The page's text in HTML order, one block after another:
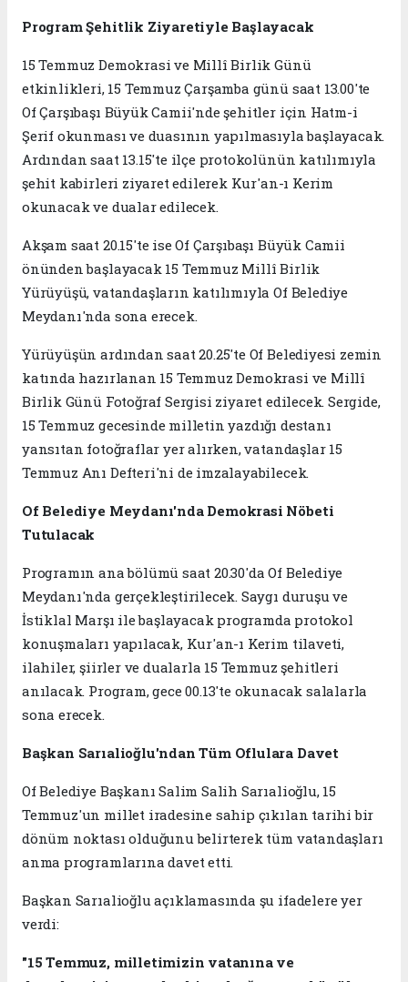
Program Şehitlik Ziyaretiyle Başlayacak
15 Temmuz Demokrasi ve Millî Birlik Günü
etkinlikleri, 15 Temmuz Çarşamba günü saat 13.00'te
Of Çarşıbaşı Büyük Camii'nde şehitler için Hatm-i
Şerif okunması ve duasının yapılmasıyla başlayacak.
Ardından saat 13.15'te ilçe protokolünün katılımıyla
şehit kabirleri ziyaret edilerek Kur'an-ı Kerim
okunacak ve dualar edilecek.
Akşam saat 20.15'te ise Of Çarşıbaşı Büyük Camii
önünden başlayacak 15 Temmuz Millî Birlik
Yürüyüşü, vatandaşların katılımıyla Of Belediye
Meydanı'nda sona erecek.
Yürüyüşün ardından saat 20.25'te Of Belediyesi zemin
katında hazırlanan 15 Temmuz Demokrasi ve Millî
Birlik Günü Fotoğraf Sergisi ziyaret edilecek. Sergide,
15 Temmuz gecesinde milletin yazdığı destanı
yansıtan fotoğraflar yer alırken, vatandaşlar 15
Temmuz Anı Defteri'ni de imzalayabilecek.
Of Belediye Meydanı'nda Demokrasi Nöbeti
Tutulacak
Programın ana bölümü saat 20.30'da Of Belediye
Meydanı'nda gerçekleştirilecek. Saygı duruşu ve
İstiklal Marşı ile başlayacak programda protokol
konuşmaları yapılacak, Kur'an-ı Kerim tilaveti,
ilahiler, şiirler ve dualarla 15 Temmuz şehitleri
anılacak. Program, gece 00.13'te okunacak salalarla
sona erecek.
Başkan Sarıalioğlu'ndan Tüm Oflulara Davet
Of Belediye Başkanı Salim Salih Sarıalioğlu, 15
Temmuz'un millet iradesine sahip çıkılan tarihi bir
dönüm noktası olduğunu belirterek tüm vatandaşları
anma programlarına davet etti.
Başkan Sarıalioğlu açıklamasında şu ifadelere yer
verdi:
"15 Temmuz, milletimizin vatanına ve